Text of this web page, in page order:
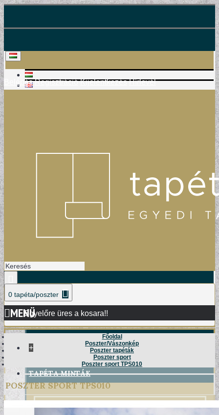
Belépés Regisztráció Kijelentkezés Hírlevél
0 tapéta/poszter
Egyelőre üres a kosara!!
MENÜ
+
TAPÉTA MINTÁK
DAMASK TAPÉTÁK
Főoldal
Poszter/Vászonkép
Poszter tapéták
Poszter sport
Poszter sport TPS010
POSZTER SPORT TPS010